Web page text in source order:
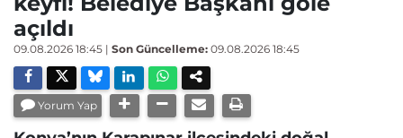
açıldı
09.08.2026 18:45 | Son Güncelleme: 09.08.2026 18:45
Yorum Yap